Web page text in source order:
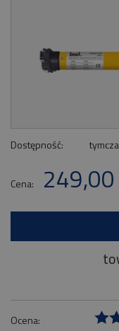
Dostępność:
Cena: 249,00
Ocena: